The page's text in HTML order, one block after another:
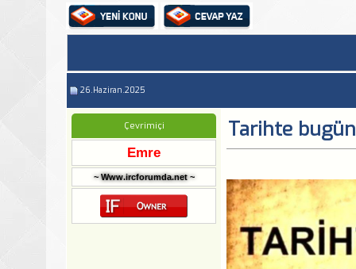
26.Haziran.2025
Çevrimiçi
Emre
~ Www.ircforumda.net ~
Tarihte